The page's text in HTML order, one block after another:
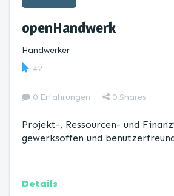
openHandwerk
Handwerker
42
0 Erfahrungen 0 Shares
Projekt-, Ressourcen- und
gewerksoffen und
Details